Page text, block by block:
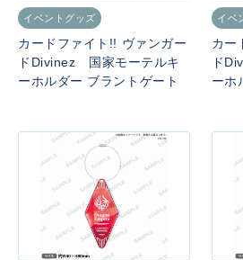
イベントグッズ
カードファイト!! ヴァンガー
ドDivinez 国家モーテルキ
ーホルダー ブラントゲート
イベ
カー
ド
ーホ